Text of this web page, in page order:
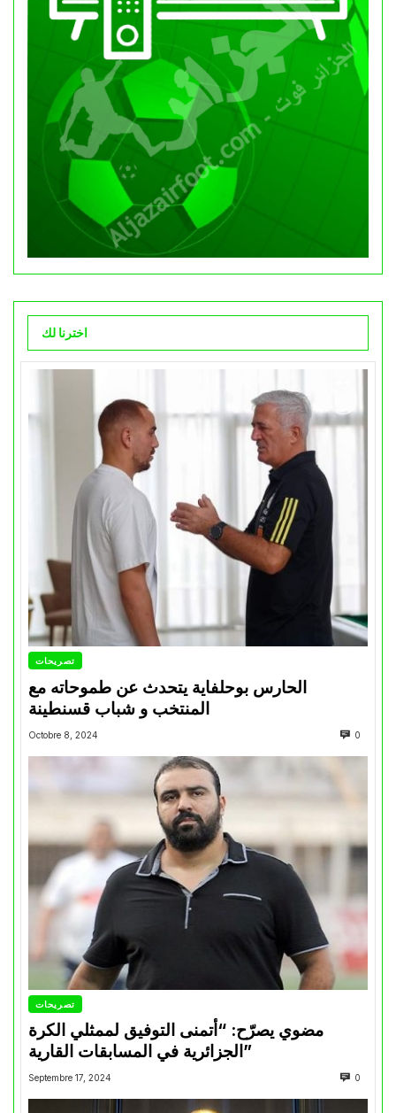
اخترنا لك
تصريحات
الحارس بوحلفاية يتحدث عن طموحاته مع
المنتخب و شباب قسنطينة
Octobre 8, 2024 0
تصريحات
مضوي يصرّح: “أتمنى التوفيق لممثلي الكرة
الجزائرية في المسابقات القارية”
Septembre 17, 2024 0